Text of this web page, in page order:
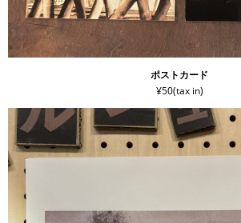
ポストカード
¥50(tax in)